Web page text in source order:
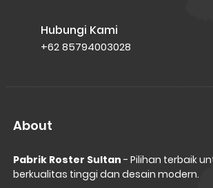
Hubungi Kami
+62 85794003028
About
Pabrik Roster Sultan - Pilihan terbaik
berkualitas tinggi dan desain modern.